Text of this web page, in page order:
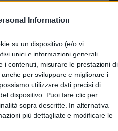
Information
su un dispositivo (e/o vi
unici e informazioni generali
i contenuti, misurare le prestazioni di
per sviluppare e migliorare i
utilizzare dati precisi di
dispositivo. Puoi fare clic per
sopra descritte. In alternativa
più dettagliate e modificare le